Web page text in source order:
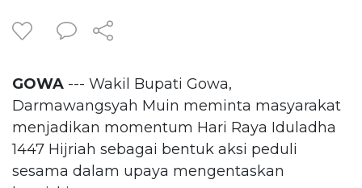
GOWA --- Wakil Bupati Gowa,
Darmawangsyah Muin meminta masyarakat
menjadikan momentum Hari Raya Iduladha
1447 Hijriah sebagai bentuk aksi peduli
sesama dalam upaya mengentaskan